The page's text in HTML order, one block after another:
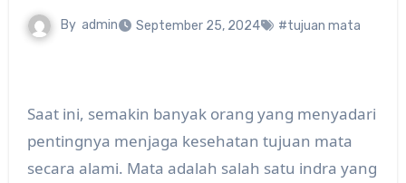
By admin September 25, 2024 #tujuan mata
Saat ini, semakin banyak orang yang menyadari
pentingnya menjaga kesehatan tujuan mata
secara alami. Mata adalah salah satu indra yang